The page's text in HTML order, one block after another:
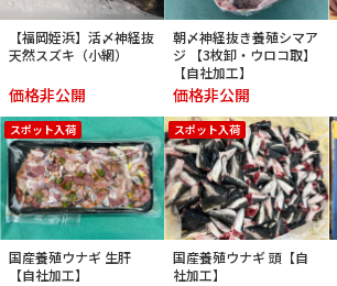
【福岡姪浜】活〆神経抜
天然スズキ（小網）
価格非公開
朝〆神経抜き養殖シマア
ジ 【3枚卸・ウロコ取】
【自社加工】
価格非公開
スポット入荷
国産養殖ウナギ 生肝
【自社加工】
スポット入荷
国産養殖ウナギ 頭【自
社加工】